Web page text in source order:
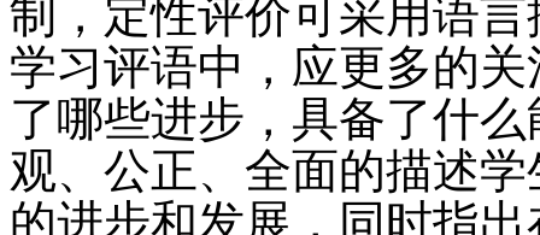
制，定性评价可采用语
学习评语中，应更多的
了哪些进步，具备了什
观、公正、全面的描述
的进步和发展，同时指